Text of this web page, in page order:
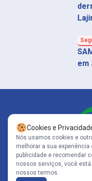
em
Siga-nos
Copyright© 2005-2026 - Portal
Cookies e
Nós usamos cookies e
melhorar a sua
publicidade e recomendar
nossos serviços, você
nossos termos.